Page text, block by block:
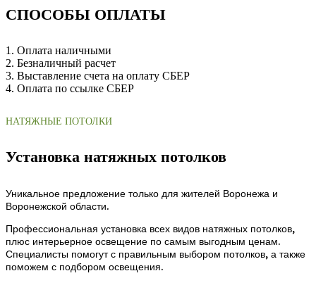
СПОСОБЫ ОПЛАТЫ
1. Оплата наличными
2. Безналичный расчет
3. Выставление счета на оплату СБЕР
4. Оплата по ссылке СБЕР
НАТЯЖНЫЕ ПОТОЛКИ
Установка натяжных потолков
Уникальное предложение только для жителей Воронежа и
Воронежской области.
Профессиональная установка всех видов натяжных потолков,
плюс интерьерное освещение по самым выгодным ценам.
Специалисты помогут с правильным выбором потолков, а также
поможем с подбором освещения.